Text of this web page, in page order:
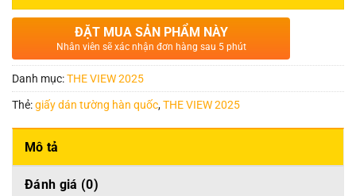
ĐẶT MUA SẢN PHẨM NÀY
Nhân viên sẽ xác nhận đơn hàng sau 5 phút
Danh mục:THE VIEW 2025
Thẻ:giấy dán tường hàn quốc,THE VIEW 2025
Mô tả
Đánh giá (0)